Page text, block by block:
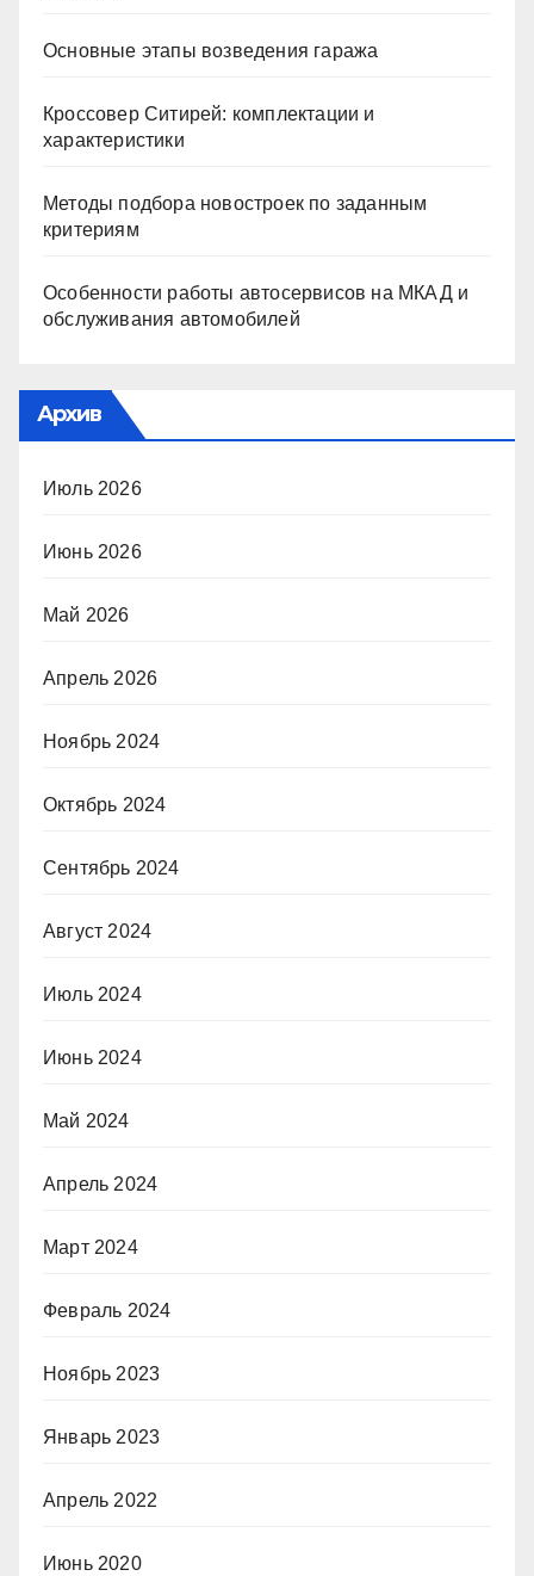
Основные этапы возведения гаража
Кроссовер Ситирей: комплектации и
характеристики
Методы подбора новостроек по заданным
критериям
Особенности работы автосервисов на МКАД и
обслуживания автомобилей
Архив
Июль 2026
Июнь 2026
Май 2026
Апрель 2026
Ноябрь 2024
Октябрь 2024
Сентябрь 2024
Август 2024
Июль 2024
Июнь 2024
Май 2024
Апрель 2024
Март 2024
Февраль 2024
Ноябрь 2023
Январь 2023
Апрель 2022
Июнь 2020